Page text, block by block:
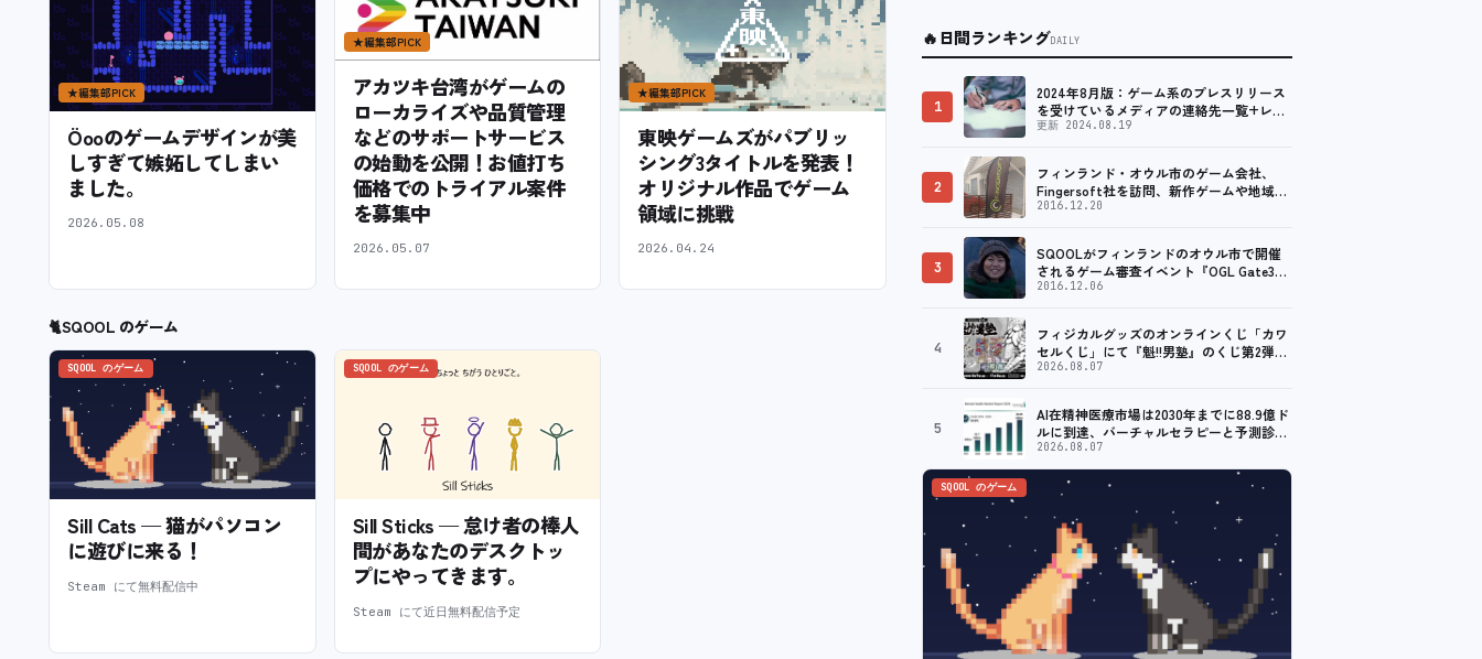
★編集部PICK
Öooのゲームデザインが美
しすぎて嫉妬してしまい
ました。
2026.05.08
★編集部PICK
アカツキ台湾がゲームの
ローカライズや品質管理
などのサポートサービス
の始動を公開！お値打ち
価格でのトライアル案件
を募集中
2026.05.07
★編集部PICK
東映ゲームズがパブリッ
シング3タイトルを発表！
オリジナル作品でゲーム
領域に挑戦
2026.04.24
🐈SQOOL のゲーム
SQOOL のゲーム
Sill Cats — 猫がパソコン
に遊びに来る！
Steam にて無料配信中
SQOOL のゲーム
Sill Sticks — 怠け者の棒人
間があなたのデスクトッ
プにやってきます。
Steam にて近日無料配信予定
🔥日間ランキングDAILY
1
2024年8月版：ゲーム系のプレスリリース
を受けているメディアの連絡先一覧+レビ
ュー依頼先一覧
更新 2024.08.19
2
フィンランド・オウル市のゲーム会社、
Fingersoft社を訪問、新作ゲームや地域貢
献について聞いてきました
2016.12.20
3
SQOOLがフィンランドのオウル市で開催
されるゲーム審査イベント『OGL Gate3』
のメディアパートナーに！
2016.12.06
4
フィジカルグッズのオンラインくじ「カワ
セルくじ」にて『魁!!男塾』のくじ第2弾が
販売開始！
2026.08.07
5
AI在精神医療市場は2030年までに88.9億ド
ルに到達、バーチャルセラピーと予測診断
の普及が加速
2026.08.07
SQOOL のゲーム